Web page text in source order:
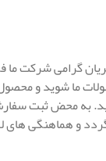
گرامی شرکت ما
ما شوید و
به محض ثبت
و هماهنگی